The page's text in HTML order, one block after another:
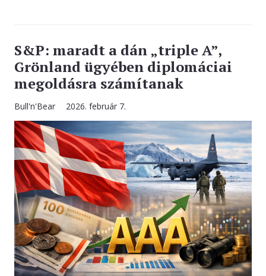
S&P: maradt a dán „triple A”,
Grönland ügyében diplomáciai
megoldásra számítanak
Bull'n'Bear 2026. február 7.